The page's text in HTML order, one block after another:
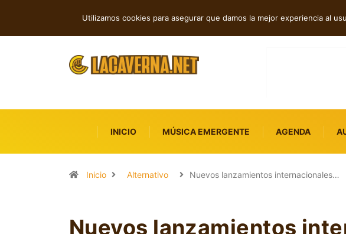
INICIO MÚSICA EMERGENTE AGENDA
Inicio Alternativo Nuevos lanzamientos internacionales…
Nuevos lanzamientos
Utilizamos cookies para asegurar que damos la mejor experiencia al